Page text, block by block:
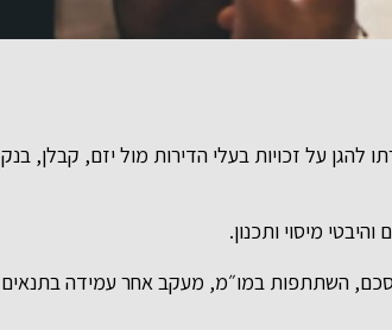
להגן על זכויות בעלי הדירות מול יזם, קבלן, בנק
מיסוי ותכנון.
השתתפות במו״מ, מעקב אחר עמידה בתנאים